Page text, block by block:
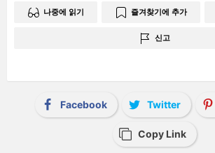
나중에 읽기 즐겨찾기에 추가
신고
Facebook Twitter
Copy Link